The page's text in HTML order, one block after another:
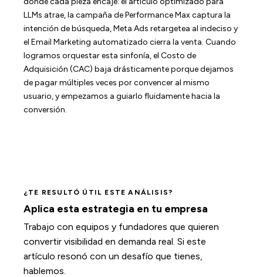
LLMs atrae, la campaña de Performance Max captura la
intención de búsqueda, Meta Ads retargetea al indeciso y
el Email Marketing automatizado cierra la venta. Cuando
logramos orquestar esta sinfonía, el Costo de
Adquisición (CAC) baja drásticamente porque dejamos
de pagar múltiples veces por convencer al mismo
usuario, y empezamos a guiarlo fluidamente hacia la
conversión.
¿TE RESULTÓ ÚTIL ESTE ANÁLISIS?
Aplica esta estrategia en tu empresa
Trabajo con equipos y fundadores que quieren
convertir visibilidad en demanda real. Si este
artículo resonó con un desafío que tienes,
hablemos.